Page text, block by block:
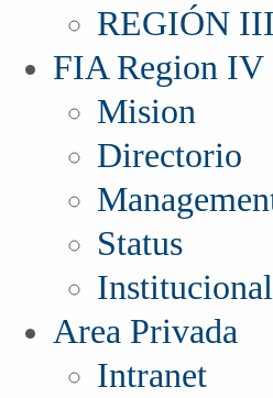
REGIÓN III
FIA Region IV
Mision
Directorio
Status
Area Privada
Intranet